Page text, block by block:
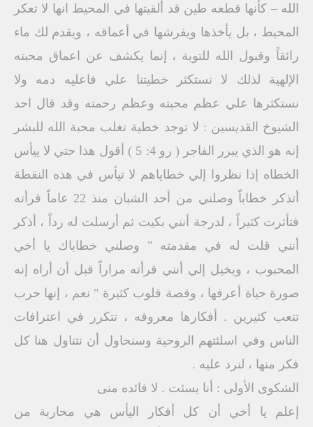
الله – كأنها قطعه طين قد ألقيتها في المحيط انها لا تعكر
المحيط ، بل يأخذها ويفرشها في أعماقه ، ويقدم لك ماء
رائقاً وقبول الله للتوبة ، إنما يكشف عن اعماق محبته
الإلهية لذلك لا نستكثر خطيتنا علي فاعليه دمه ولا
نستكثرها علي عظم محبته وعظم رحمته وقد قال احد
الشيوخ القديسين : لا توجد خطية تغلب محبة الله للبشر
إنه هو الذي يبرر الفاجر ( رو 4: 5 ) أقول هذا حتي لا ييأس
الخطاه إذا نظروا إلي خطاياهم لا تيأس في هذه النقطة
أتذكر خطاباً وصلني من أحد الشبان منذ 22 عاماً قرأته
فتأثرت كثيراً ، لدرجة أنني بكيت ثم أرسلت له رداً ، أذكر
أنني قلت له في مقدمته " وصلني خطاباك يا أخي
المحبوب ، ويخيل إلي أنني قرأته مراراً قبل أن أراه إنه
صورة حياة أعرفها ، وقصة قلوب كثيرة " نعم ، إنها حرب
تتعب كثيرين . أفكارها معروفه ، تتكرر في اعترافات
الناس وفي اسلئتهم الروحية وسنحاول أن نتناول هنا كل
فكر منها ، لنرد عليه .
الشكوى الأولى : أنا يسئت . لا فائده منى
إعلم يا أخي أن كل أفكار اليأس هي محاربة من